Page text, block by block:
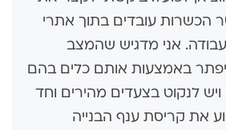
הכשרות עובדים בתוך אתרי
אני מדגיש שהמצב
באמצעות אותם כלים בהם
לנקוט בצעדים מהירים וחד
את קריסת ענף הבנייה